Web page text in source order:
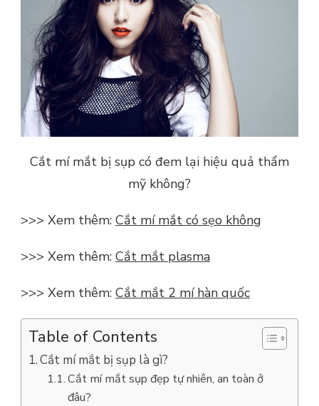
Cắt mí mắt bị sụp có đem lại hiệu quả thẩm
mỹ không?
>>> Xem thêm: Cắt mí mắt có sẹo không
>>> Xem thêm: Cắt mắt plasma
>>> Xem thêm: Cắt mắt 2 mí hàn quốc
Table of Contents
Cắt mí mắt bị sụp là gì?
Cắt mí mắt sụp đẹp tự nhiên, an toàn ở
đâu?